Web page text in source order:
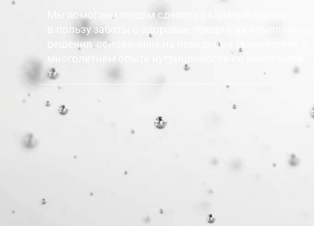
Мы помогаем людям сделать разумный выбор
в пользу заботы о здоровье, предлагая комплексные
решения, основанные на передовых технологиях и